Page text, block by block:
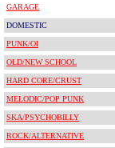
GARAGE
DOMESTIC
PUNK/OI
OLD/NEW SCHOOL
HARD CORE/CRUST
MELODIC/POP PUNK
SKA/PSYCHOBILLY
ROCK/ALTERNATIVE